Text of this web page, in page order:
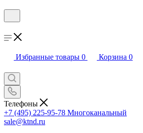
Избранные товары 0 Корзина 0
Телефоны
+7 (495) 225-95-78 Многоканальный
sale@ktnd.ru